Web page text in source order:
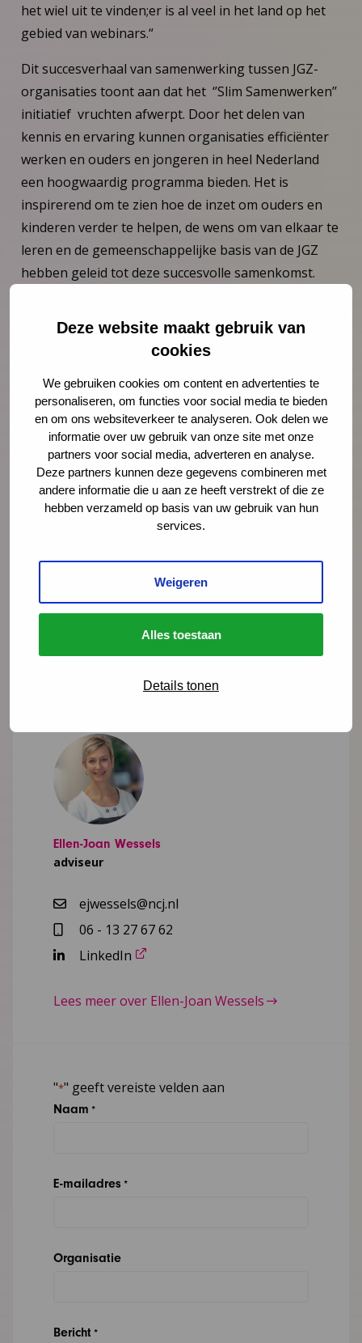
Deze website maakt gebruik van
cookies
We gebruiken cookies om content en advertenties te
personaliseren, om functies voor social media te bieden
en om ons websiteverkeer te analyseren. Ook delen we
informatie over uw gebruik van onze site met onze
partners voor social media, adverteren en analyse.
Deze partners kunnen deze gegevens combineren met
andere informatie die u aan ze heeft verstrekt of die ze
hebben verzameld op basis van uw gebruik van hun
services.
Weigeren
Alles toestaan
Details tonen
het wiel uit te vinden;er is al veel in het land op het
gebied van webinars.“
Dit succesverhaal van samenwerking tussen JGZ-
organisaties toont aan dat het ‘’Slim Samenwerken’’
initiatief vruchten afwerpt. Door het delen van
kennis en ervaring kunnen organisaties efficiënter
werken en ouders en jongeren in heel Nederland
een hoogwaardig programma bieden. Het is
inspirerend om te zien hoe de inzet om ouders en
kinderen verder te helpen, de wens om van elkaar te
leren en de gemeenschappelijke basis van de JGZ
hebben geleid tot deze succesvolle samenkomst.
Ben je nieuwsgierig geworden? En wil je ook
aanhaken bij deze slimme samenwerking? Meld je
dan in onze NCJ agenda aan voor
het online innovatiecafé ‘ Samen optrekken met
landelijke webinars’
van 7 september 2023 van 11.00 tot 12.30 uur. Daar
zullen de deelnemende collega’s je meenemen in
hun aanleiding, ervaring en ambities om rondom
webinars slimmer te gaan samenwerken.
Via LinkedIn
Via WhatsApp
Kopieer link
Meer weten?
Ellen-Joan Wessels
adviseur
ejwessels@ncj.nl
06 - 13 27 67 62
LinkedIn
Lees meer over Ellen-Joan Wessels
"*" geeft vereiste velden aan
Naam *
E-mailadres *
Organisatie
Bericht *